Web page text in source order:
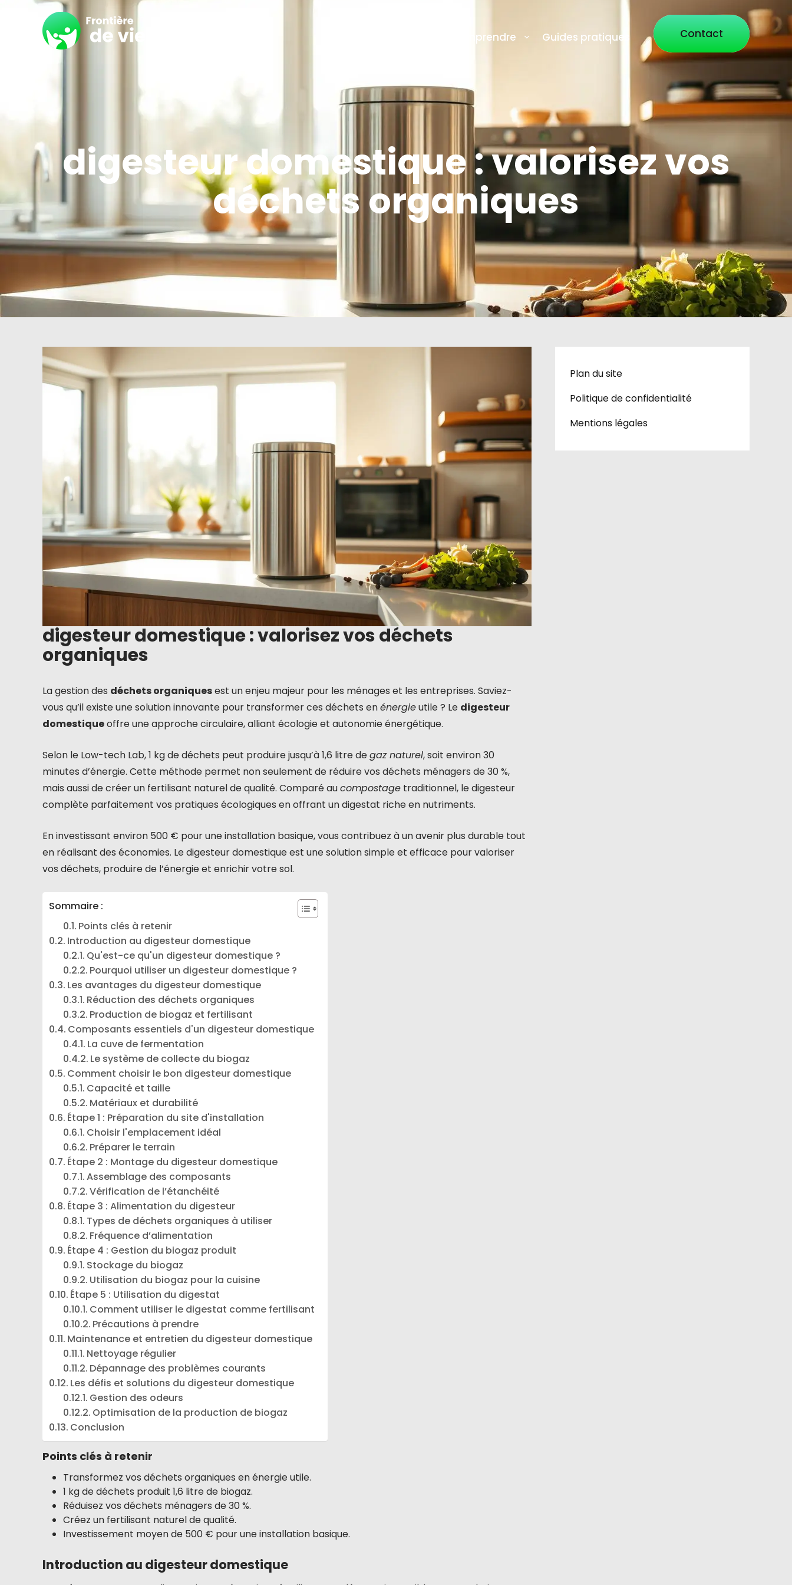
Contact
Comprendre Guides pratiques
digesteur domestique : valorisez vos
déchets organiques
digesteur domestique : valorisez vos déchets
organiques
La gestion des déchets organiquesest un enjeu majeur pour les ménages et les entreprises. Saviez-
vous qu’il existe une solution innovante pour transformer ces déchets enénergieutile ? Le digesteur
domestiqueoffre une approche circulaire, alliant écologie et autonomie énergétique.
Selon le Low-tech Lab, 1 kg de déchets peut produire jusqu’à 1,6 litre degaz naturel, soit environ 30
minutes d’énergie. Cette méthode permet non seulement de réduire vos déchets ménagers de 30 %,
mais aussi de créer un fertilisant naturel de qualité. Comparé aucompostage traditionnel, le digesteur
complète parfaitement vos pratiques écologiques en offrant un digestat riche en nutriments.
En investissant environ 500 € pour une installation basique, vous contribuez à un avenir plus durable tout
en réalisant des économies. Le digesteur domestique est une solution simple et efficace pour valoriser
vos déchets, produire de l’énergie et enrichir votre sol.
Sommaire :
Points clés à retenir
Introduction au digesteur domestique
Qu'est-ce qu'un digesteur domestique ?
Pourquoi utiliser un digesteur domestique ?
Les avantages du digesteur domestique
Réduction des déchets organiques
Production de biogaz et fertilisant
Composants essentiels d'un digesteur domestique
La cuve de fermentation
Le système de collecte du biogaz
Comment choisir le bon digesteur domestique
Capacité et taille
Matériaux et durabilité
Étape 1 : Préparation du site d'installation
Choisir l'emplacement idéal
Préparer le terrain
Étape 2 : Montage du digesteur domestique
Assemblage des composants
Vérification de l’étanchéité
Étape 3 : Alimentation du digesteur
Types de déchets organiques à utiliser
Fréquence d’alimentation
Étape 4 : Gestion du biogaz produit
Stockage du biogaz
Utilisation du biogaz pour la cuisine
Étape 5 : Utilisation du digestat
Comment utiliser le digestat comme fertilisant
Précautions à prendre
Maintenance et entretien du digesteur domestique
Nettoyage régulier
Dépannage des problèmes courants
Les défis et solutions du digesteur domestique
Gestion des odeurs
Optimisation de la production de biogaz
Conclusion
Points clés à retenir
Transformez vos déchets organiques en énergie utile.
1 kg de déchets produit 1,6 litre de biogaz.
Réduisez vos déchets ménagers de 30 %.
Créez un fertilisant naturel de qualité.
Investissement moyen de 500 € pour une installation basique.
Introduction au digesteur domestique
Plan du site
Politique de confidentialité
Mentions légales